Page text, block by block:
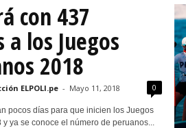
con 437
los Juegos
2018
ELPOLI.pe - Mayo 11, 2018 0
pocos días para que inicien los Juegos
ya se conoce el número de peruanos...